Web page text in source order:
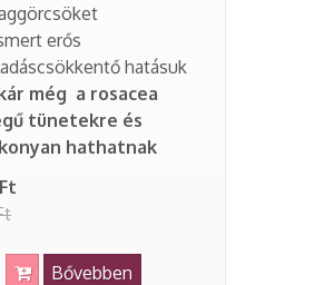
erős
hatásuk
még a rosacea
tünetekre és
hathatnak
Bővebben